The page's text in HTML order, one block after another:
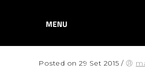
MENU
Posted on 29 Set 2015 /